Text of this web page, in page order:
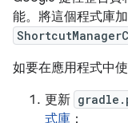
能。將這個程式庫
如要在應用程式中
更新
式庫 ：